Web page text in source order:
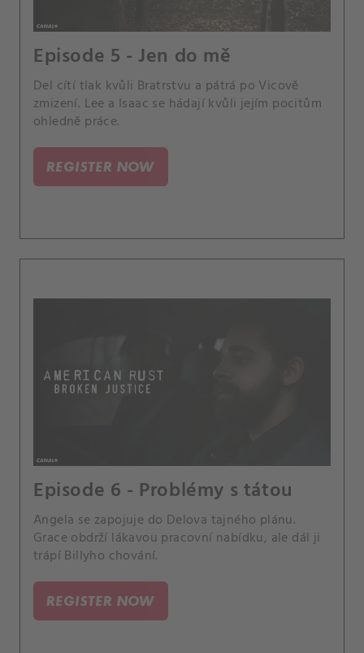
Episode 5 - Jen do mě
Del cítí tlak kvůli Bratrstvu a pátrá po Vicově
zmizení. Lee a Isaac se hádají kvůli jejím pocitům
ohledně práce.
REGISTER NOW
Episode 6 - Problémy s tátou
Angela se zapojuje do Delova tajného plánu.
Grace obdrží lákavou pracovní nabídku, ale dál ji
trápí Billyho chování.
REGISTER NOW